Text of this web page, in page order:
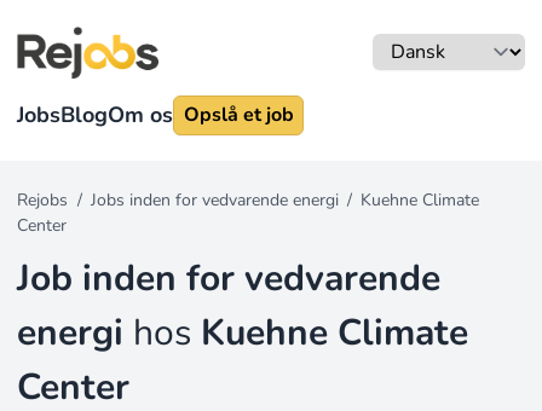
JobsBlogOm os Opslå et job
Rejobs / Jobs inden for vedvarende energi / Kuehne Climate
Center
Job inden for vedvarende
energi hos Kuehne Climate
Center